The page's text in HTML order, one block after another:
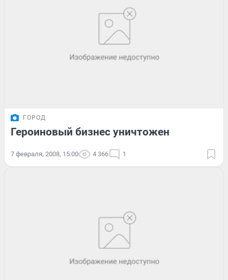
ГОРОД
Героиновый бизнес уничтожен
7 февраля, 2008, 15:00 4 366 1